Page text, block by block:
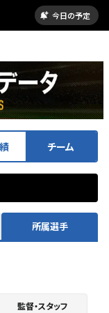
今日の予定
チーム
所属選手
監督・スタッフ